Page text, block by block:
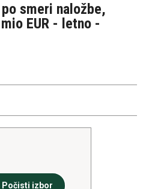
smeri naložbe,
EUR - letno -